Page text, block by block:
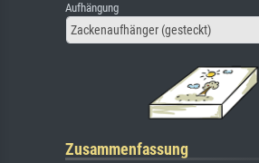
Aufhängung
Zackenaufhänger (gesteckt)
Zusammenfassung